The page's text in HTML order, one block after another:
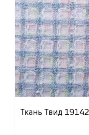
Ткань Твид 19142